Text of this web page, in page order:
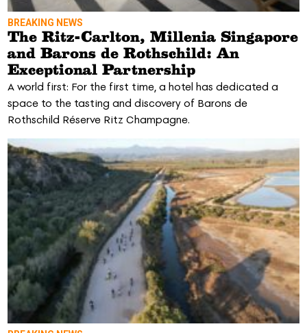
BREAKING NEWS
The Ritz-Carlton, Millenia Singapore
and Barons de Rothschild: An
Exceptional Partnership
A world first: For the first time, a hotel has dedicated a
space to the tasting and discovery of Barons de
Rothschild Réserve Ritz Champagne.